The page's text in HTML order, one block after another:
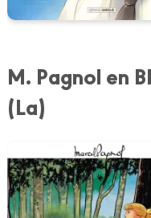
M. Pagnol en
(La)